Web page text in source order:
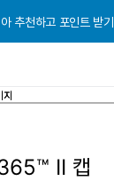
추천하고 포인트 받기
추천하고 포인트 받기
추천하고 포인트 받기
II 캡